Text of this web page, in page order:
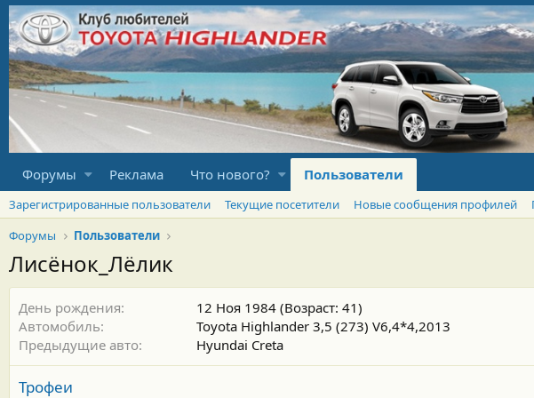
Форумы Реклама Что нового? Пользователи
Зарегистрированные пользователи Текущие посетители Новые сообщения профилей
Форумы
Пользователи
Лисёнок_Лёлик
День рождения
12 Ноя 1984 (Возраст: 41)
Автомобиль
Toyota Highlander 3,5 (273) V6,4*4,2013
Предыдущие авто
Hyundai Creta
Трофеи